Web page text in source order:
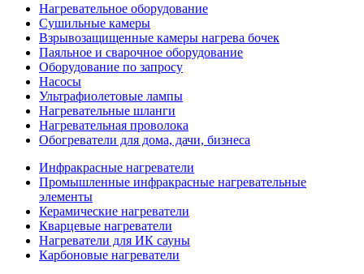
Нагревательное оборудование
Сушильные камеры
Взрывозащищенные камеры нагрева бочек
Паяльное и сварочное оборудование
Оборудование по запросу
Насосы
Ультрафиолетовые лампы
Нагревательные шланги
Нагревательная проволока
Обогреватели для дома, дачи, бизнеса
Инфракрасные нагреватели
Промышленные инфракрасные нагревательные
элементы
Керамические нагреватели
Кварцевые нагреватели
Нагреватели для ИК сауны
Карбоновые нагреватели